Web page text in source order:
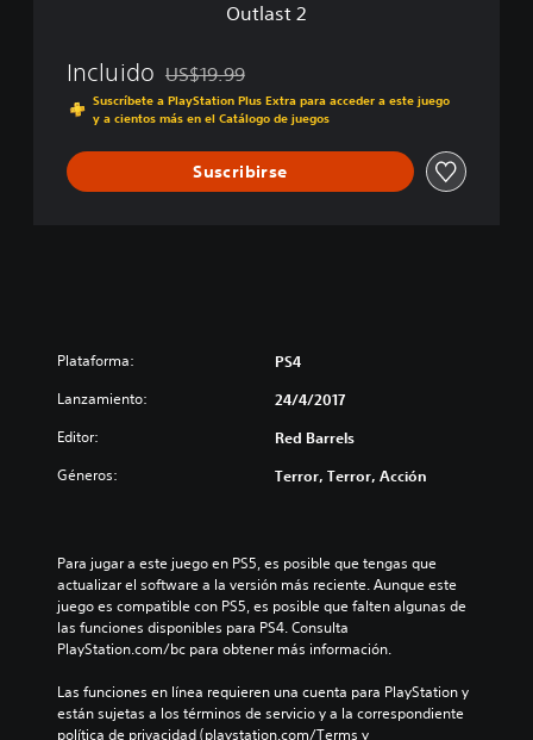
Outlast 2
Incluido Rebajado del precio original de US$19.99
US$19.99
Suscríbete a PlayStation Plus Extra para acceder a este juego
y a cientos más en el Catálogo de juegos
Suscribirse
Plataforma: PS4
Lanzamiento: 24/4/2017
Editor: Red Barrels
Géneros: Terror, Terror, Acción
Para jugar a este juego en PS5, es posible que tengas que
actualizar el software a la versión más reciente. Aunque este
juego es compatible con PS5, es posible que falten algunas de
las funciones disponibles para PS4. Consulta
PlayStation.com/bc para obtener más información.
Las funciones en línea requieren una cuenta para PlayStation y
están sujetas a los términos de servicio y a la correspondiente
política de privacidad (playstation.com/Terms y